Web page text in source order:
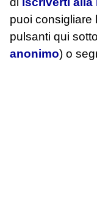
puoi consigliare
pulsanti qui
anonimo) o